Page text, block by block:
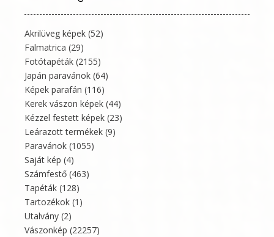
Akrilüveg képek (52)
Falmatrica (29)
Fotótapéták (2155)
Japán paravánok (64)
Képek parafán (116)
Kerek vászon képek (44)
Kézzel festett képek (23)
Leárazott termékek (9)
Paravánok (1055)
Saját kép (4)
Számfestő (463)
Tapéták (128)
Tartozékok (1)
Utalvány (2)
Vászonkép (22257)